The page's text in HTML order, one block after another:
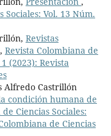
Sociales: Vol. 13 Núm.
Revistas
, Revista Colombiana de
(2023): Revista
Alfredo Castrillón
condición humana de
Ciencias Sociales:
de Ciencias